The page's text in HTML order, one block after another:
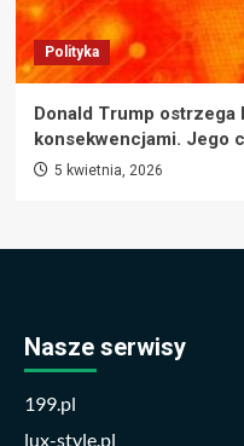
Polityka
Donald Trump ostrzega
konsekwencjami. Jego
5 kwietnia, 2026
Nasze serwisy
199.pl
lux-style.pl